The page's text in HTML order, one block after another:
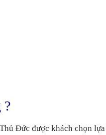
?
Đức được khách chọn